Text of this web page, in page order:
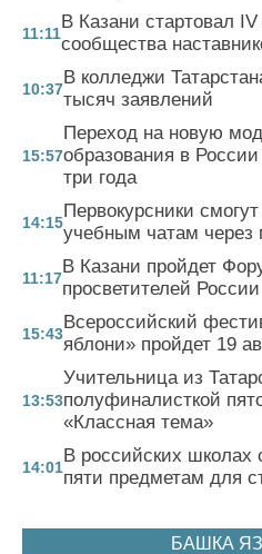
11:11
В Казани стартовал
сообщества
10:37
В колледжи
тысяч заявлений
15:57
Переход на новую
образования в
три года
14:15
Первокурсники
учебным чатам через
11:17
В Казани пройдет
просветителей России
15:43
Всероссийский
яблони» пройдет 19
13:53
Учительница из
полуфиналисткой
«Классная тема»
14:01
В российских школах
пяти предметам для
БАШКА